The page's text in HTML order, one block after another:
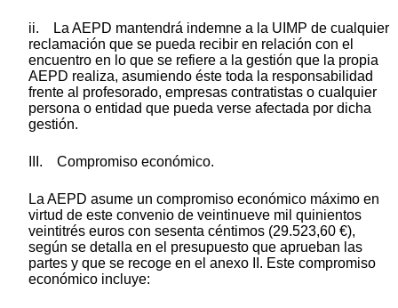
ii. La AEPD mantendrá indemne a la UIMP de cualquier
reclamación que se pueda recibir en relación con el
encuentro en lo que se refiere a la gestión que la propia
AEPD realiza, asumiendo éste toda la responsabilidad
frente al profesorado, empresas contratistas o cualquier
persona o entidad que pueda verse afectada por dicha
gestión.
III. Compromiso económico.
La AEPD asume un compromiso económico máximo en
virtud de este convenio de veintinueve mil quinientos
veintitrés euros con sesenta céntimos (29.523,60 €),
según se detalla en el presupuesto que aprueban las
partes y que se recoge en el anexo II. Este compromiso
económico incluye: